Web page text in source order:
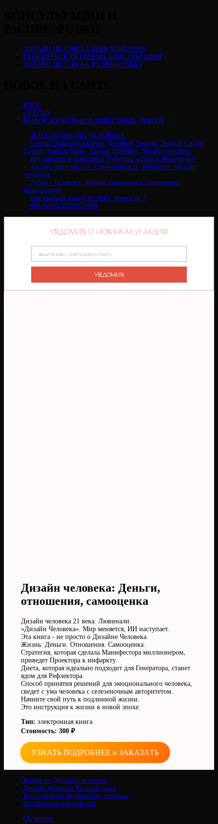
ДИЗАЙН ЧЕЛОВЕКА КОНСУЛЬТАЦИЯ
ГЕНЕТИЧЕСКАЯ ТРАВМА КОНСУЛЬТАЦИЯ
ДИЗАЙН ЧЕЛОВЕКА РАСШИФРОВКА
БЛОГ
СТАТЬИ
РАЗБОР БОДИГРАФОВ ИЗВЕСТНЫХ ЛЮДЕЙ
ЗЕНДАЯ ДИЗАЙН ЧЕЛОВЕКА
Сериал Эйфория Актеры: Джейкоб Элорди, Зендея, Сидни
Суини, Алекса Деми, Хантер Шеффер. Дизайн человека.
Кто виноват в конфликте Лебедева и Олеси Иванченко?
Анализ партнерства. Совместимость. Композит. Дизайн
человека.
Дизайн человека: Деньги, отношения, самооценка.
Ihumandesign
Как выбрать книгу по типу личности ?
ФИЛИПП КИРКОРОВ
УВЕДОМИТЬ О НОВИНКАХ И АКЦИЯХ
Дизайн человека: Деньги,
отношения, самооценка
Дизайн человека 21 века. Лювинали.
«Дизайн Человека». Мир меняется, ИИ наступает.
Эта книга - не просто о Дизайне Человека.
Жизнь: Деньги. Отношения. Самооценка.
Стратегия, которая сделала Манифестора миллионером,
приведет Проектора к инфаркту.
Диета, которая идеально подходит для Генератора, станет
ядом для Рефлектора.
Способ принятия решений для эмоционального человека,
сведет с ума человека с селезеночным авторитетом.
Начните свой путь к подлинной жизни.
Это инструкция к жизни в новой эпохе.
Тип: электронная книга
Стоимость: 300 ₽
УЗНАТЬ ПОДРОБНЕЕ и ЗАКАЗАТЬ
Книги по Дизайну человека
Дизайн человека Расшифровка
Консультации по Дизайну человека
Подарочный сертификат
Об авторе